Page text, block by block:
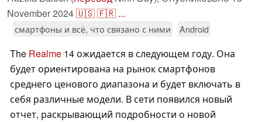
November 2024🇺🇸🇫🇷 ...
смартфоны и всё, что связано с ними Android
The Realme 14 ожидается в следующем году. Она
будет ориентирована на рынок смартфонов
среднего ценового диапазона и будет включать в
себя различные модели. В сети появился новый
отчет, раскрывающий подробности о новой